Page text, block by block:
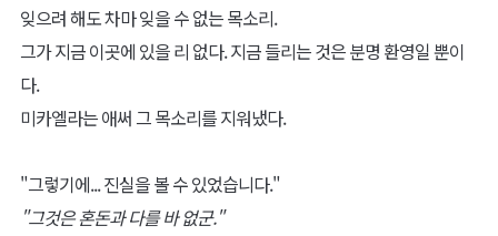
잊으려 해도 차마 잊을 수 없는 목소리.
그가 지금 이곳에 있을 리 없다. 지금 들리는 것은 분명 환영일 뿐이
다.
미카엘라는 애써 그 목소리를 지워냈다.
"그렇기에... 진실을 볼 수 있었습니다."
"그것은 혼돈과 다를 바 없군."